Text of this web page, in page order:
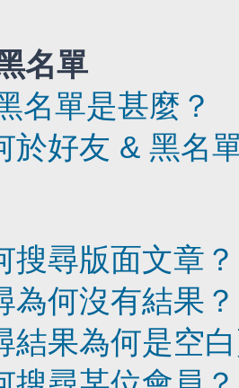
名單
名單是甚麼？
於好友 & 黑名
搜尋版面文章？
為何沒有結果？
結果為何是空